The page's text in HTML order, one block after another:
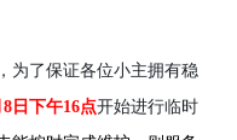
为了保证各位小主拥有稳
8日下午16点开始进行临时